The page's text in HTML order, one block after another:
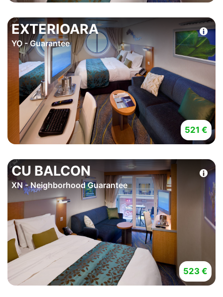
EXTERIOARA
YO - Guarantee
521 €
CU BALCON
XN - Neighborhood Guarantee
523 €